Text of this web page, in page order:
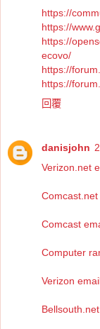
https://
https://
https://
ecovo/
https://
https://
回覆
danisjohn
Verizon.net
Comcast
Computer
Verizon